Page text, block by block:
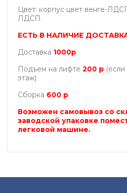
Цвет: корпус цвет венге-
ЛДСП.
ЕСТЬ В НАЛИЧИЕ
Доставка 1000р
Подъем на лифте 200 р
этаж)
Сборка 600 р
Возможен самовывоз со
заводской упаковке
легковой машине.